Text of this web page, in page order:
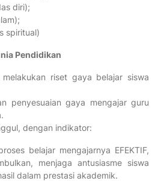
diri);
spiritual)
Pendidikan
riset gaya belajar siswa
penyesuaian gaya mengajar guru
dengan indikator:
belajar mengajarnya EFEKTIF,
menjaga antusiasme siswa
dalam prestasi akademik.